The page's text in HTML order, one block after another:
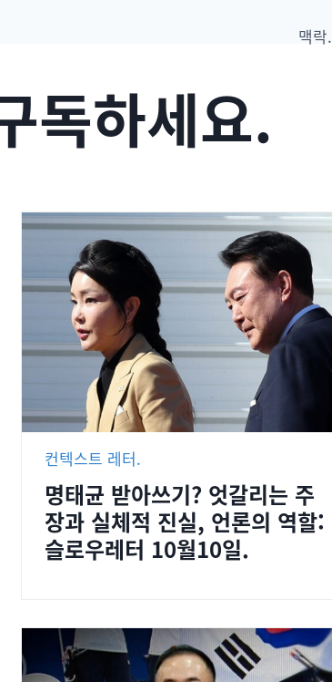
맥락.
독하세요.
컨텍스트 레터.
명태균 받아쓰기? 엇갈리는 주
장과 실체적 진실, 언론의 역할:
슬로우레터 10월10일.